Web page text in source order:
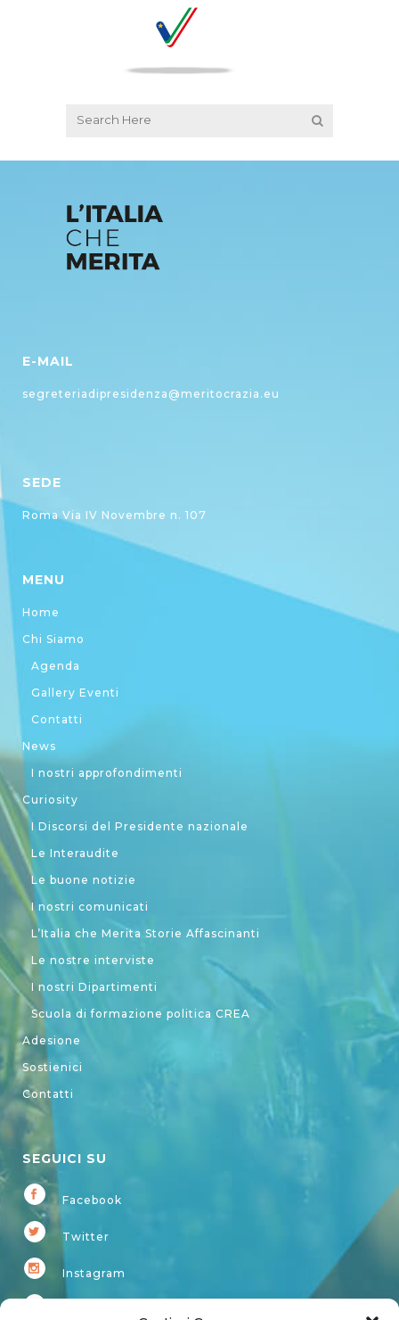
E-MAIL
segreteriadipresidenza@meritocrazia.eu
SEDE
Roma Via IV Novembre n. 107
MENU
Home
Chi Siamo
Agenda
Gallery Eventi
Contatti
News
I nostri approfondimenti
Curiosity
I Discorsi del Presidente nazionale
Le Interaudite
Le buone notizie
I nostri comunicati
L’Italia che Merita Storie Affascinanti
Le nostre interviste
I nostri Dipartimenti
Scuola di formazione politica CREA
Adesione
Sostienici
Contatti
SEGUICI SU
Facebook
Twitter
Instagram